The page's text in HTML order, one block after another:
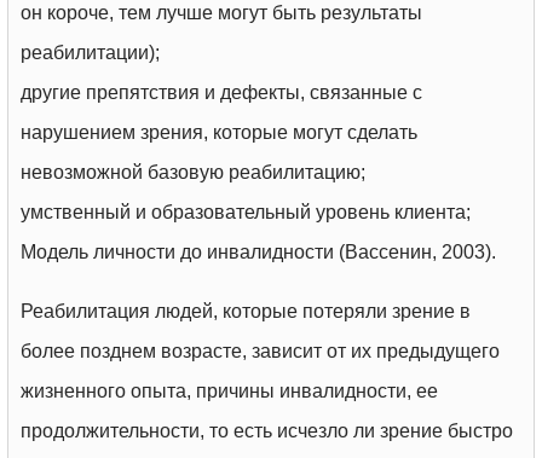
он короче, тем лучше могут быть результаты
реабилитации);
другие препятствия и дефекты, связанные с
нарушением зрения, которые могут сделать
невозможной базовую реабилитацию;
умственный и образовательный уровень клиента;
Модель личности до инвалидности (Вассенин, 2003).
Реабилитация людей, которые потеряли зрение в
более позднем возрасте, зависит от их предыдущего
жизненного опыта, причины инвалидности, ее
продолжительности, то есть исчезло ли зрение быстро